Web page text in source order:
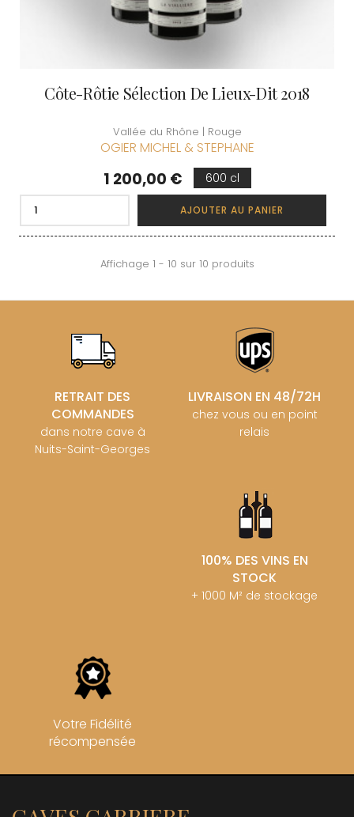
Côte-Rôtie Sélection De Lieux-Dit 2018
Vallée du Rhône | Rouge
OGIER MICHEL & STEPHANE
Prix
1 200,00 € 600 cl
AJOUTER AU PANIER
Affichage 1 - 10 sur 10 produits
RETRAIT DES
COMMANDES
dans notre cave à
Nuits-Saint-Georges
LIVRAISON EN 48/72H
chez vous ou en point
relais
100% DES VINS EN
STOCK
+ 1000 M² de stockage
Votre Fidélité
récompensée